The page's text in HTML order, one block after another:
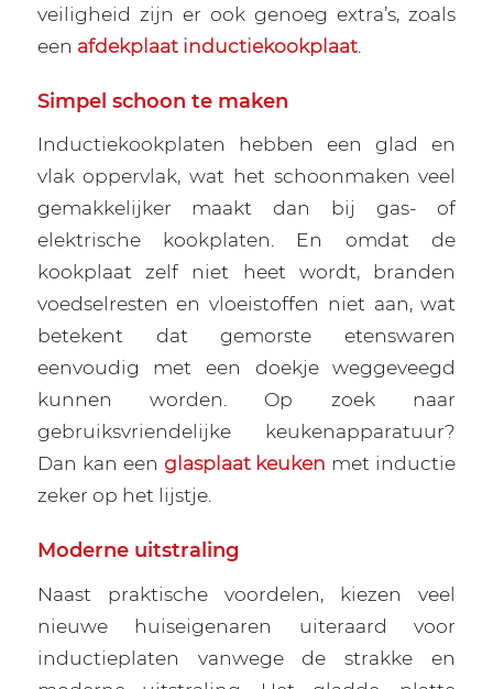
veiligheid zijn er ook genoeg extra’s, zoals
een afdekplaat inductiekookplaat.
Simpel schoon te maken
Inductiekookplaten hebben een glad en
vlak oppervlak, wat het schoonmaken veel
gemakkelijker maakt dan bij gas- of
elektrische kookplaten. En omdat de
kookplaat zelf niet heet wordt, branden
voedselresten en vloeistoffen niet aan, wat
betekent dat gemorste etenswaren
eenvoudig met een doekje weggeveegd
kunnen worden. Op zoek naar
gebruiksvriendelijke keukenapparatuur?
Dan kan een glasplaat keuken met inductie
zeker op het lijstje.
Moderne uitstraling
Naast praktische voordelen, kiezen veel
nieuwe huiseigenaren uiteraard voor
inductieplaten vanwege de strakke en